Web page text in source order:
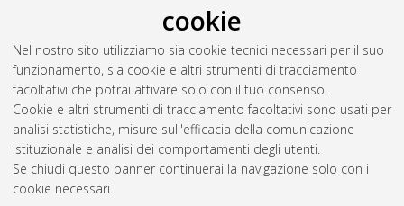
cookie
Nel nostro sito utilizziamo sia cookie tecnici necessari per il suo
funzionamento, sia cookie e altri strumenti di tracciamento
facoltativi che potrai attivare solo con il tuo consenso.
Cookie e altri strumenti di tracciamento facoltativi sono usati per
analisi statistiche, misure sull'efficacia della comunicazione
istituzionale e analisi dei comportamenti degli utenti.
Se chiudi questo banner continuerai la navigazione solo con i
cookie necessari.
Settori concorsuali(10158)
Area 01 - Scienze matematiche e
informatiche (323)
01/A - Matematica(169)
01/B - Informatica(154)
Atom